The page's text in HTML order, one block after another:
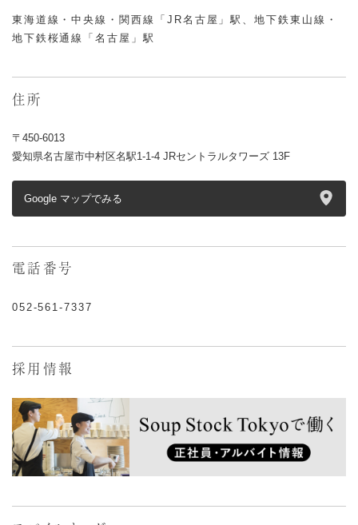
東海道線・中央線・関西線「JR名古屋」駅、地下鉄東山線・
地下鉄桜通線「名古屋」駅
住所
〒450-6013
愛知県名古屋市中村区名駅1-1-4 JRセントラルタワーズ 13F
Google マップでみる
電話番号
052-561-7337
採用情報